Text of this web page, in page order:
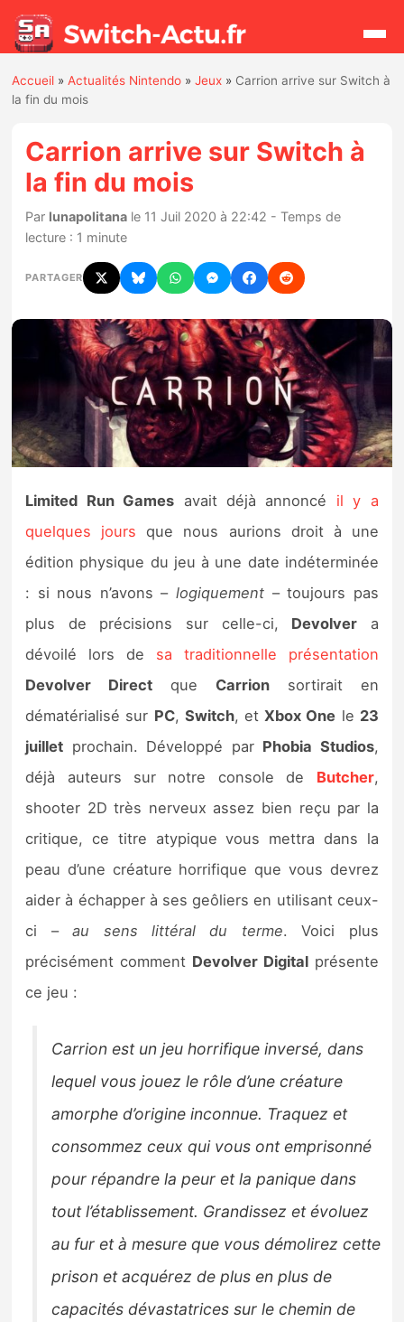
Actualités
Jeux
Hardware
Chiffres de ventes
Rumeurs
Nintendo Direct
Tests et previews
Tests de jeux
Tests d’accessoires
Autres tests
Previews
Précommandes
Précommandes jeux Switch 2
Sorties de jeux
Bons plans
Guides
Accueil »Actualités Nintendo »Jeux » Carrion arrive sur Switch à
la fin du mois
Carrion arrive sur Switch à
la fin du mois
Par lunapolitana le 11 Juil 2020 à 22:42 - Temps de
lecture : 1 minute
PARTAGER
Limited Run Games avait déjà annoncé il y a
quelques jours que nous aurions droit à une
édition physique du jeu à une date indéterminée
: si nous n’avons –logiquement – toujours pas
plus de précisions sur celle-ci, Devolver a
dévoilé lors de sa traditionnelle présentation
Devolver Direct que Carrionsortirait en
dématérialisé sur PC, Switch, etXbox One le 23
juillet prochain. Développé par Phobia Studios,
déjà auteurs sur notre console de Butcher,
shooter 2D très nerveux assez bien reçu par la
critique, ce titre atypique vous mettra dans la
peau d’une créature horrifique que vous devrez
aider à échapper à ses geôliers en utilisant ceux-
ci –au sens littéral du terme. Voici plus
précisément comment Devolver Digitalprésente
ce jeu :
Carrion est un jeu horrifique inversé, dans
lequel vous jouez le rôle d’une créature
amorphe d’origine inconnue. Traquez et
consommez ceux qui vous ont emprisonné
pour répandre la peur et la panique dans
tout l’établissement. Grandissez et évoluez
au fur et à mesure que vous démolirez cette
prison et acquérez de plus en plus de
capacités dévastatrices sur le chemin de